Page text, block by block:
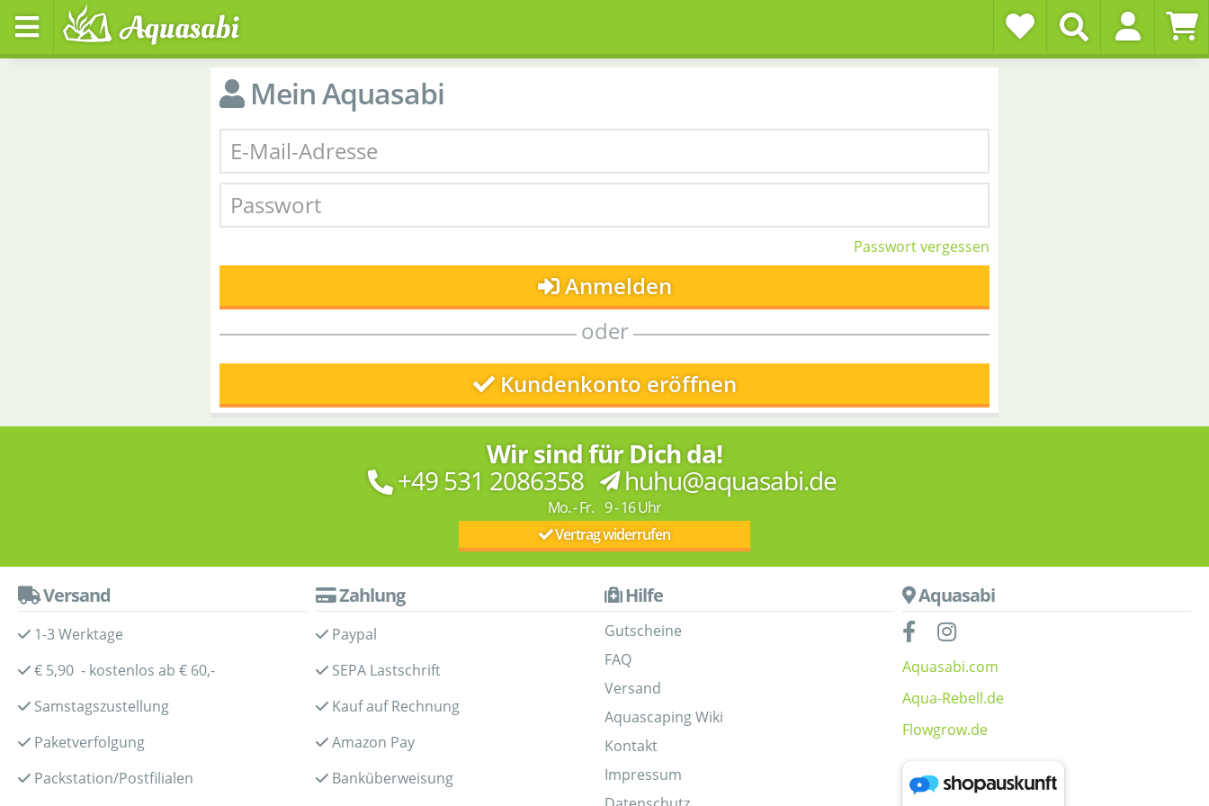
Mein Aquasabi
Passwort vergessen
Anmelden
oder
Kundenkonto eröffnen
Wir sind für Dich da!
+49 531 2086358 huhu@aquasabi.de
Mo. - Fr. 9 - 16 Uhr
Vertrag widerrufen
Versand
1-3 Werktage
€ 5,90 - kostenlos ab € 60,-
Samstagszustellung
Paketverfolgung
Packstation/Postfilialen
Zahlung
Paypal
SEPA Lastschrift
Kauf auf Rechnung
Amazon Pay
Banküberweisung
Hilfe
Gutscheine
FAQ
Versand
Aquascaping Wiki
Kontakt
Impressum
Aquasabi
Aquasabi.com
Aqua-Rebell.de
Flowgrow.de